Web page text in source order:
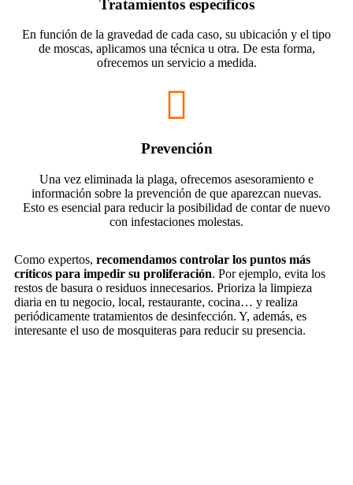
Tratamientos específicos
En función de la gravedad de cada caso, su ubicación y el tipo
de moscas, aplicamos una técnica u otra. De esta forma,
ofrecemos un servicio a medida.
Prevención
Una vez eliminada la plaga, ofrecemos asesoramiento e
información sobre la prevención de que aparezcan nuevas.
Esto es esencial para reducir la posibilidad de contar de nuevo
con infestaciones molestas.
Como expertos, recomendamos controlar los puntos más
críticos para impedir su proliferación. Por ejemplo, evita los
restos de basura o residuos innecesarios. Prioriza la limpieza
diaria en tu negocio, local, restaurante, cocina… y realiza
periódicamente tratamientos de desinfección. Y, además, es
interesante el uso de mosquiteras para reducir su presencia.